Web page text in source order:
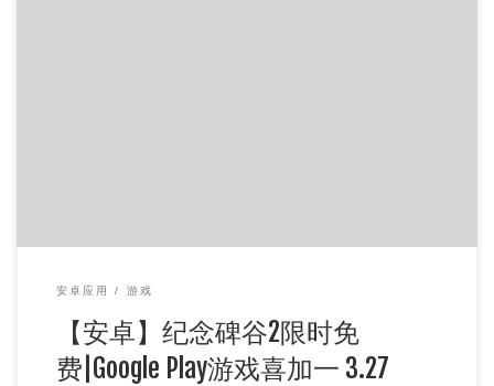
安卓应用 游戏
【安卓】纪念碑谷2限时免
费|Google Play游戏喜加一 3.27